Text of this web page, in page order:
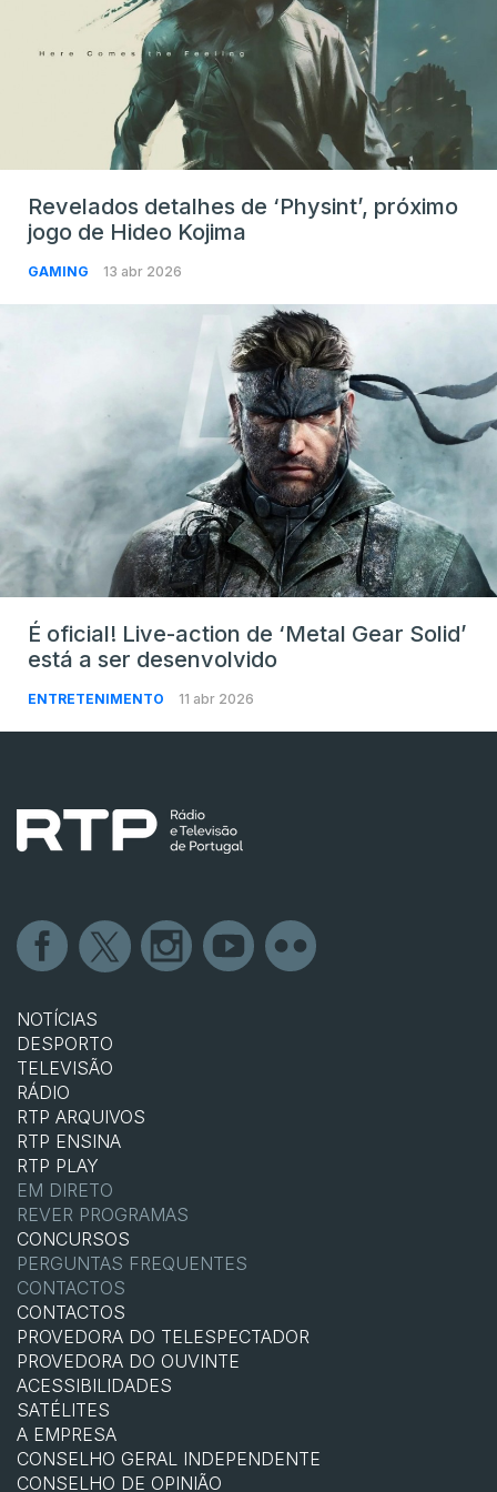
Revelados detalhes de ‘Physint’, próximo
jogo de Hideo Kojima
GAMING 13 abr 2026
É oficial! Live-action de ‘Metal Gear Solid’
está a ser desenvolvido
ENTRETENIMENTO 11 abr 2026
NOTÍCIAS
DESPORTO
TELEVISÃO
RÁDIO
RTP ARQUIVOS
RTP ENSINA
RTP PLAY
EM DIRETO
REVER PROGRAMAS
CONCURSOS
PERGUNTAS FREQUENTES
CONTACTOS
CONTACTOS
PROVEDORA DO TELESPECTADOR
PROVEDORA DO OUVINTE
ACESSIBILIDADES
SATÉLITES
A EMPRESA
CONSELHO GERAL INDEPENDENTE
CONSELHO DE OPINIÃO